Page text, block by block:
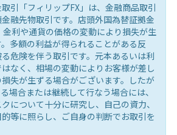
引「フィリップFX」は、金融商品取引
融先物取引です。店頭外国為替証拠金
利や通貨の価格の変動により損失が生
多額の利益が得られることがある反
危険を伴う取引です。元本あるいは利
なく、相場の変動によりお客様が差し
失が生ずる場合がございます。したが
場合または継続して行なう場合には、
について十分に研究し、自己の資力、
等に照らし、ご自身の判断でお取引を